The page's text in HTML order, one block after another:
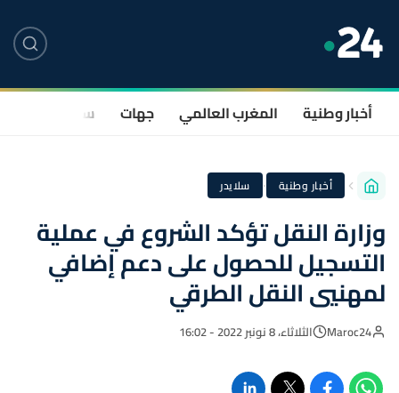
أخبار وطنية المغرب العالمي جهات سياسة
أخبار وطنية · سلايدر
وزارة النقل تؤكد الشروع في عملية
التسجيل للحصول على دعم إضافي
لمهنيي النقل الطرقي
Maroc24 الثلاثاء، 8 نونبر 2022 - 16:02